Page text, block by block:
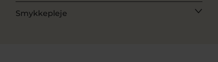
Smykkepleje